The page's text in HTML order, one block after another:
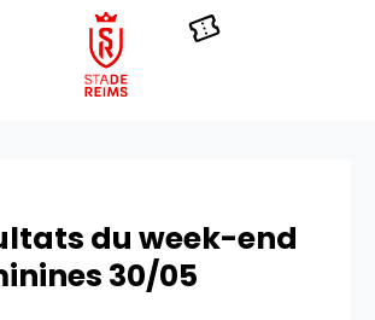
du week-end
30/05